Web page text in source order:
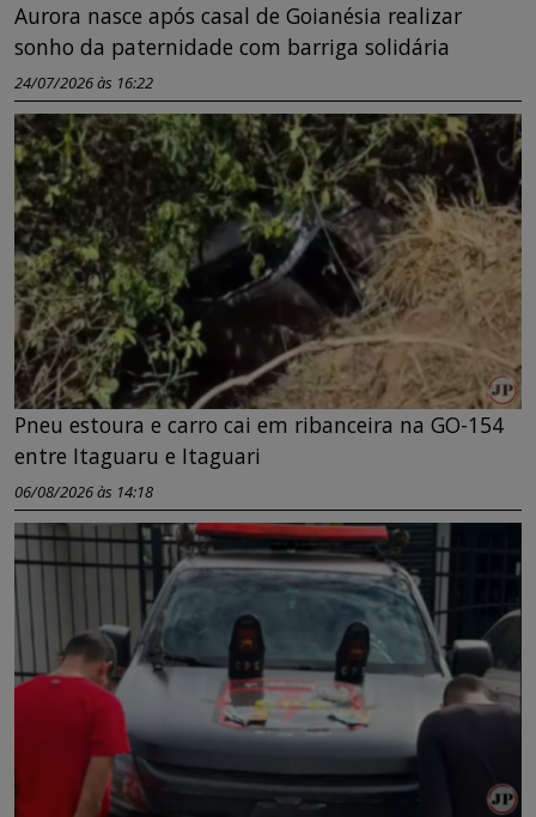
Aurora nasce após casal de Goianésia realizar
sonho da paternidade com barriga solidária
24/07/2026 às 16:22
Pneu estoura e carro cai em ribanceira na GO-154
entre Itaguaru e Itaguari
06/08/2026 às 14:18